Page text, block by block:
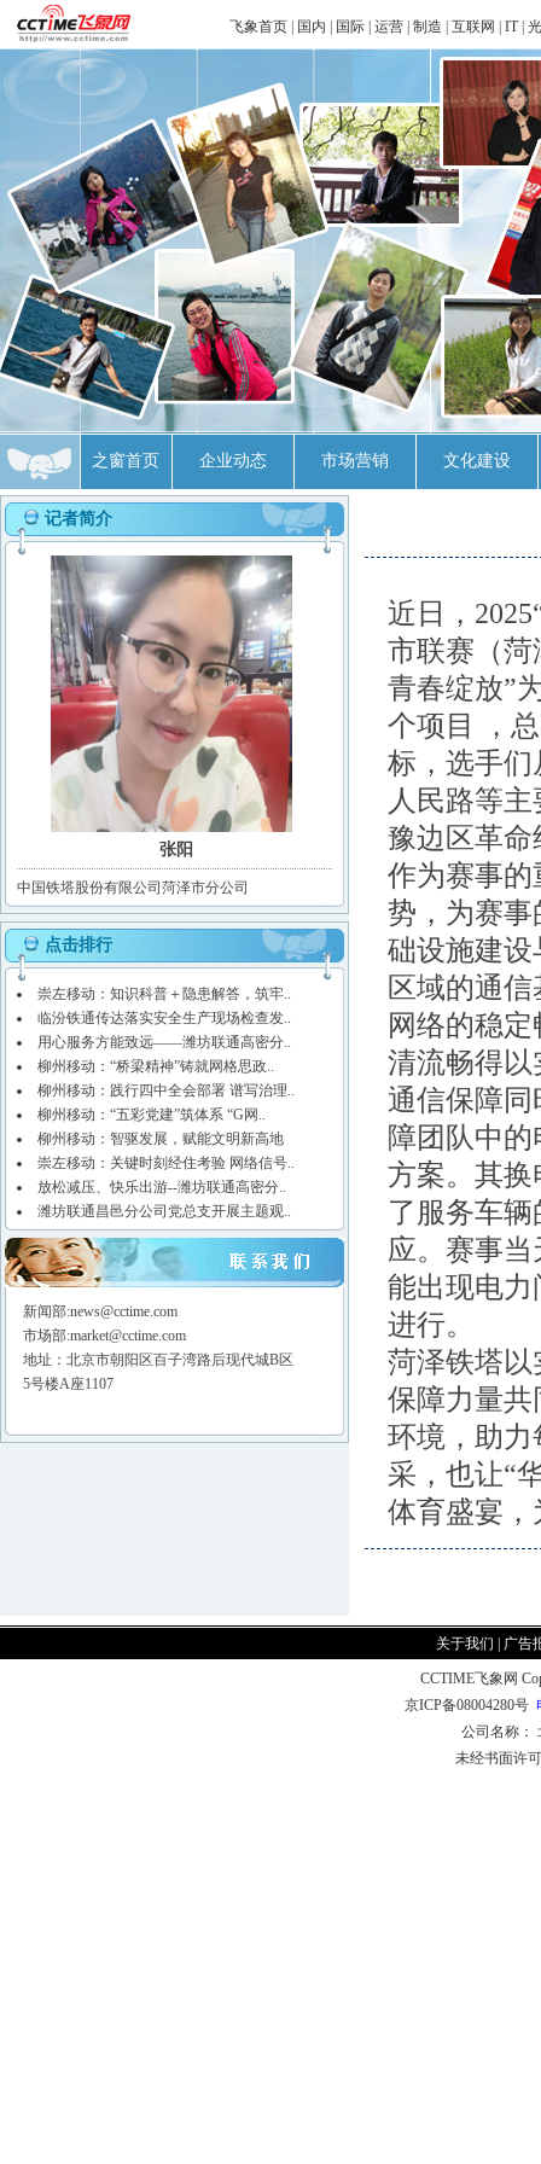
飞象首页 国内 国际 运营 制造 互联网 IT|
之窗首页 企业动态 市场营销 文化建设
记者简介
张阳
中国铁塔股份有限公司菏泽市分公司
点击排行
崇左移动：知识科普＋隐患解答，筑牢..
临汾铁通传达落实安全生产现场检查发..
用心服务方能致远——潍坊联通高密分..
柳州移动：“桥梁精神”铸就网格思政..
柳州移动：践行四中全会部署 谱写治理..
柳州移动：“五彩党建”筑体系 “G网..
柳州移动：智驱发展，赋能文明新高地
崇左移动：关键时刻经住考验 网络信号..
放松减压、快乐出游--潍坊联通高密分..
潍坊联通昌邑分公司党总支开展主题观..
新闻部:news@cctime.com
市场部:market@cctime.com
地址：北京市朝阳区百子湾路后现代城B区
5号楼A座1107
近日，
市联赛（菏
青春绽放”
个项目 ，
标，选手
人民路等
豫边区革
作为赛事
势，为赛
础设施建
区域的通
网络的稳
清流畅得以
通信保障
障团队中
方案。其
了服务车
应。赛事
能出现电
进行。
菏泽铁塔
保障力量
环境，助
采，也让“
体育盛宴
关于我们 广告
CCTIME飞象网
京ICP备08004280号
公司名称：
未经书面许